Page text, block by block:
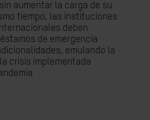
aumentar la carga de su
tiempo, las instituciones
deben
de emergencia
emulando la
crisis implementada